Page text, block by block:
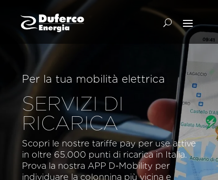
Per la tua mobilità elettrica
SERVIZI DI
RICARICA
Scopri le nostre tariffe pay per use attive
in oltre 65.000 punti di ricarica in Italia.
Prova la nostra APP D-Mobility per
individuare la colonnina più vicina e